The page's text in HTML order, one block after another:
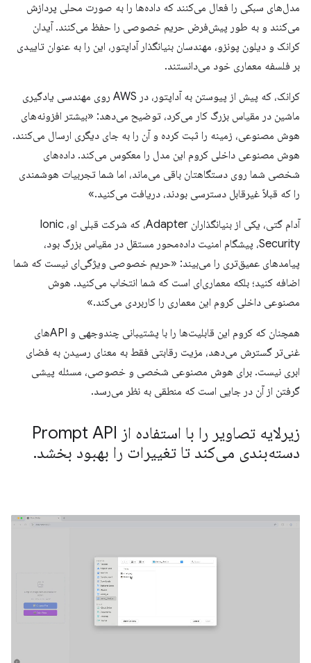
مدل‌های سبکی را فعال می‌کنند که داده‌ها را به صورت محلی پردازش
می‌کنند و به طور پیش‌فرض حریم خصوصی را حفظ می‌کنند. آیدان
کرانک و دیلون پونزو، مهندسان بنیانگذار آداپتور، این را به عنوان تاییدی
بر فلسفه معماری خود می‌دانستند.
کرانک، که پیش از پیوستن به آداپتور، در AWS روی مهندسی یادگیری
ماشین در مقیاس بزرگ کار می‌کرد، توضیح می‌دهد: «بیشتر افزونه‌های
هوش مصنوعی، زمینه را ثبت کرده و آن را به جای دیگری ارسال می‌کنند.
هوش مصنوعی داخلی کروم این مدل را معکوس می‌کند. داده‌های
شخصی شما روی دستگاهتان باقی می‌ماند، اما شما تجربیات هوشمندی
را که قبلاً غیرقابل دسترسی بودند، دریافت می‌کنید.»
آدام گتی، یکی از بنیانگذاران Adapter، که شرکت قبلی او، Ionic
Security، پیشگام امنیت داده‌محور مستقل در مقیاس بزرگ بود،
پیامدهای عمیق‌تری را می‌بیند: «حریم خصوصی ویژگی‌ای نیست که شما
اضافه کنید؛ بلکه معماری‌ای است که شما انتخاب می‌کنید. هوش
مصنوعی داخلی کروم این معماری را کاربردی می‌کند.»
همچنان که کروم این قابلیت‌ها را با پشتیبانی چندوجهی و APIهای
غنی‌تر گسترش می‌دهد، مزیت رقابتی فقط به معنای رسیدن به فضای
ابری نیست. برای هوش مصنوعی شخصی و خصوصی، مسئله پیشی
گرفتن از آن در جایی است که منطقی به نظر می‌رسد.
زیرلایه تصاویر را با استفاده از Prompt API
دسته‌بندی می‌کند تا تغییرات را بهبود بخشد.